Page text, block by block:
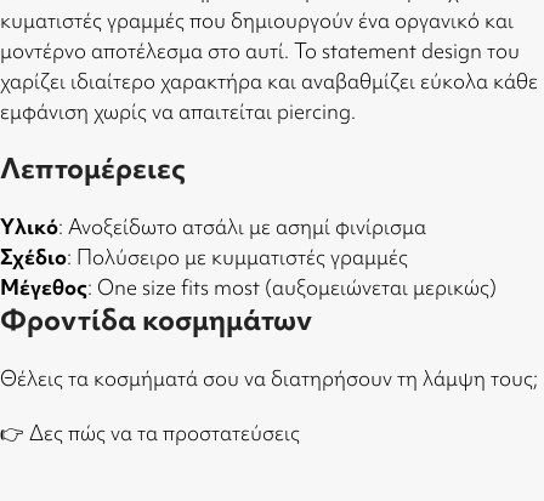
κυματιστές γραμμές που δημιουργούν ένα οργανικό και
μοντέρνο αποτέλεσμα στο αυτί. Το statement design του
χαρίζει ιδιαίτερο χαρακτήρα και αναβαθμίζει εύκολα κάθε
εμφάνιση χωρίς να απαιτείται piercing.
Λεπτομέρειες
Υλικό: Ανοξείδωτο ατσάλι με ασημί φινίρισμα
Σχέδιο: Πολύσειρο με κυμματιστές γραμμές
Μέγεθος: One size fits most (αυξομειώνεται μερικώς)
Φροντίδα κοσμημάτων
Θέλεις τα κοσμήματά σου να διατηρήσουν τη λάμψη τους;
👉 Δες πώς να τα προστατεύσεις